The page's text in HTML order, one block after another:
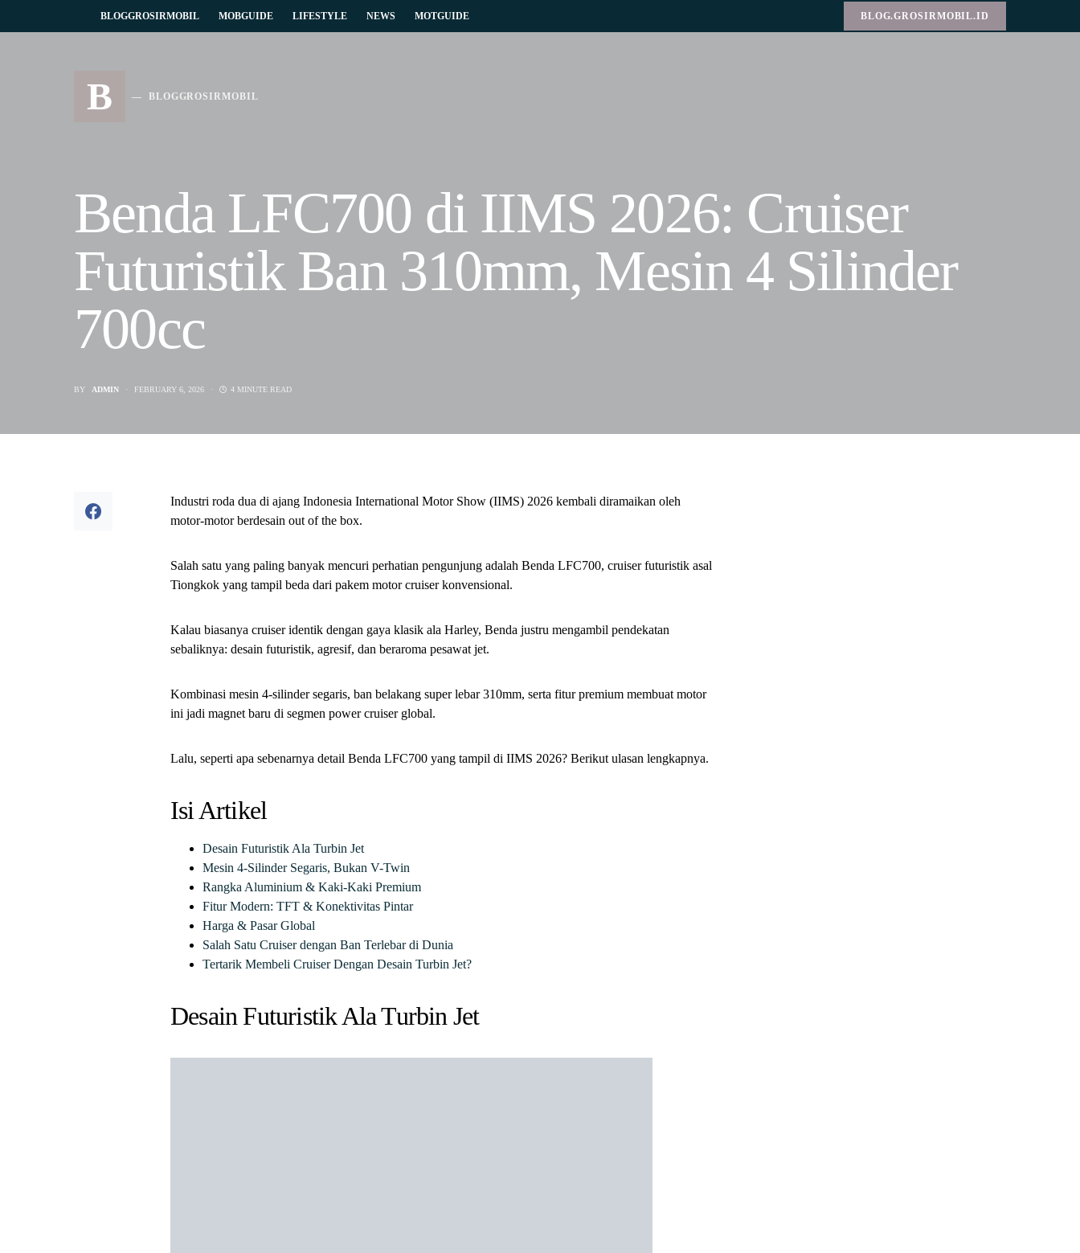
BLOGGROSIRMOBIL MOBGUIDE LIFESTYLE NEWS MOTGUIDE BLOG.GROSIRMOBIL.ID
B BLOGGROSIRMOBIL
Benda LFC700 di IIMS 2026: Cruiser
Futuristik Ban 310mm, Mesin 4 Silinder
700cc
BY ADMIN FEBRUARY 6, 2026 4 MINUTE READ
Industri roda dua di ajang Indonesia International Motor Show (IIMS) 2026 kembali diramaikan oleh
motor-motor berdesain out of the box.
Salah satu yang paling banyak mencuri perhatian pengunjung adalah Benda LFC700, cruiser futuristik asal
Tiongkok yang tampil beda dari pakem motor cruiser konvensional.
Kalau biasanya cruiser identik dengan gaya klasik ala Harley, Benda justru mengambil pendekatan
sebaliknya: desain futuristik, agresif, dan beraroma pesawat jet.
Kombinasi mesin 4-silinder segaris, ban belakang super lebar 310mm, serta fitur premium membuat motor
ini jadi magnet baru di segmen power cruiser global.
Lalu, seperti apa sebenarnya detail Benda LFC700 yang tampil di IIMS 2026? Berikut ulasan lengkapnya.
Isi Artikel
Desain Futuristik Ala Turbin Jet
Mesin 4-Silinder Segaris, Bukan V-Twin
Rangka Aluminium & Kaki-Kaki Premium
Fitur Modern: TFT & Konektivitas Pintar
Harga & Pasar Global
Salah Satu Cruiser dengan Ban Terlebar di Dunia
Tertarik Membeli Cruiser Dengan Desain Turbin Jet?
Desain Futuristik Ala Turbin Jet